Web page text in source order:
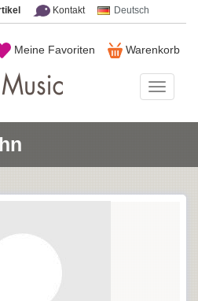
Kontakt Deutsch
Warenkorb
Meine Favoriten
Music